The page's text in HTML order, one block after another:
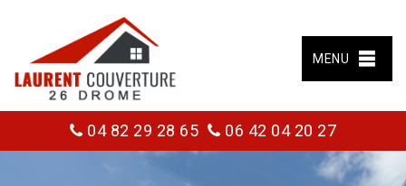
MENU
04 82 29 28 65 06 42 04 20 27